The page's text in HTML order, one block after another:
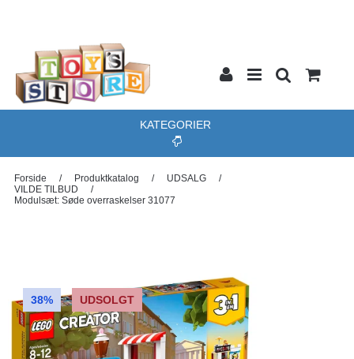
KATEGORIER
Forside / Produktkatalog / UDSALG
/
VILDE TILBUD
/
Modulsæt: Søde overraskelser 31077
38% UDSOLGT